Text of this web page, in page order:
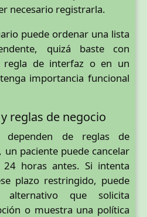
necesario registrarla.
puede ordenar una lista
quizá baste con
regla de interfaz o en un
importancia funcional
reglas de negocio
dependen de reglas de
paciente puede cancelar
horas antes. Si intenta
plazo restringido, puede
que solicita
o muestra una política